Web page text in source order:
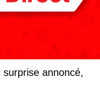
annoncé,